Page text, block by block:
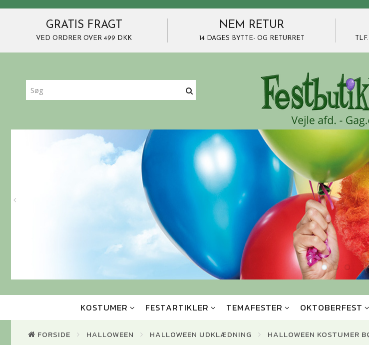
GRATIS FRAGT
VED ORDRER OVER 499 DKK
NEM RETUR
14 DAGES BYTTE- OG RETURRET
KOSTUMER FESTARTIKLER TEMAFESTER OKTOBERFEST
FORSIDE HALLOWEEN HALLOWEEN UDKLÆDNING HALLOWEEN KOSTUMER